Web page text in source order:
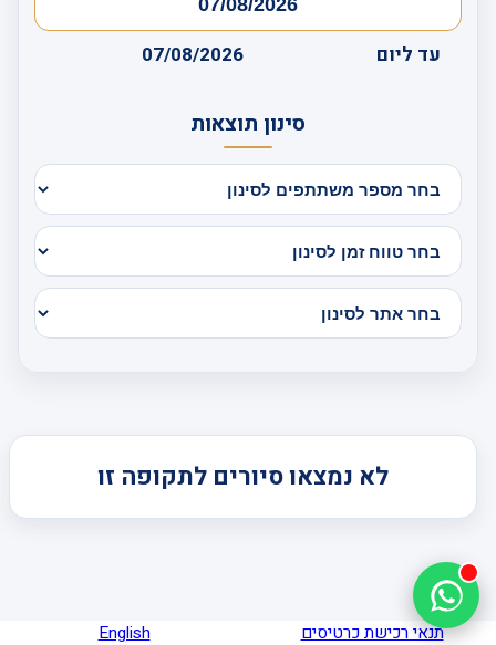
עד ליום 07/08/2026
סינון תוצאות
לא נמצאו סיורים לתקופה זו
תנאי רכישת כרטיסים English